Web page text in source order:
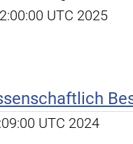
UTC 2025
UTC 2024